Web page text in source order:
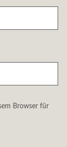
Browser für